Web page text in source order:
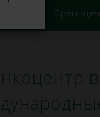
Пресс-